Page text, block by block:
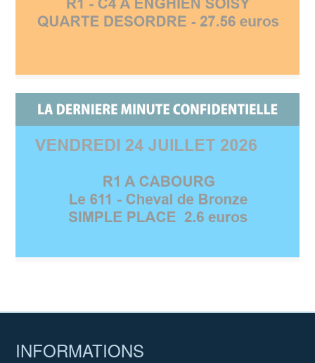
INFORMATIONS